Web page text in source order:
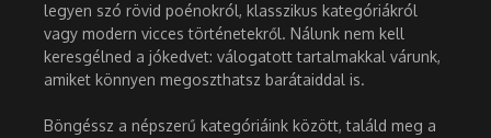
legyen szó rövid poénokról, klasszikus kategóriákról
vagy modern vicces történetekről. Nálunk nem kell
keresgélned a jókedvet: válogatott tartalmakkal várunk,
amiket könnyen megoszthatsz barátaiddal is.
Böngéssz a népszerű kategóriáink között, találd meg a